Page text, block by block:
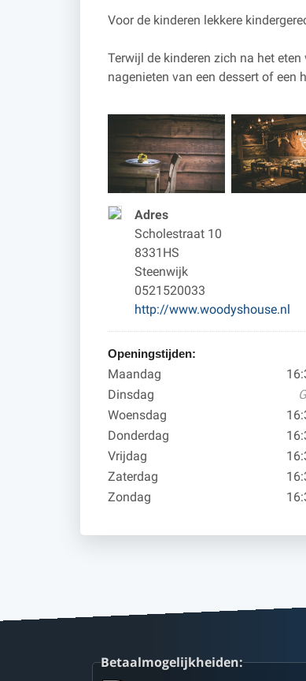
Voor de kinderen lekkere
Terwijl de kinderen zich na het
nagenieten van een dessert of een
Adres
Scholestraat 10
8331HS
Steenwijk
0521520033
http://www.woodyshouse.nl
Openingstijden:
Maandag
Dinsdag
Woensdag
Donderdag
Vrijdag
Zaterdag
Zondag
Betaalmogelijkheiden: